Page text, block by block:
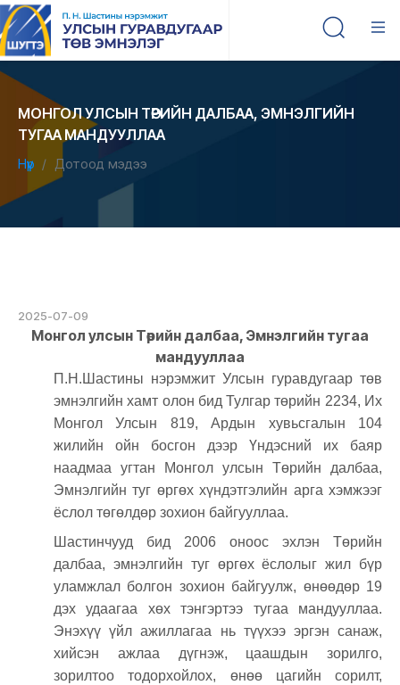
МОНГОЛ УЛСЫН ТӨРИЙН ДАЛБАА, ЭМНЭЛГИЙН
ТУГАА МАНДУУЛЛАА
Нүүр Дотоод мэдээ
2025-07-09
Монгол улсын Төрийн далбаа, Эмнэлгийн тугаа
мандууллаа
П.Н.Шастины нэрэмжит Улсын гуравдугаар төв
эмнэлгийн хамт олон бид Тулгар төрийн 2234, Их
Монгол Улсын 819, Ардын хувьсгалын 104
жилийн ойн босгон дээр Үндэсний их баяр
наадмаа угтан Монгол улсын Төрийн далбаа,
Эмнэлгийн туг өргөх хүндэтгэлийн арга хэмжээг
ёслол төгөлдөр зохион байгууллаа.
Шастинчууд бид 2006 оноос эхлэн Төрийн
далбаа, эмнэлгийн туг өргөх ёслолыг жил бүр
уламжлал болгон зохион байгуулж, өнөөдөр 19
дэх удаагаа хөх тэнгэртээ тугаа мандууллаа.
Энэхүү үйл ажиллагаа нь түүхээ эргэн санаж,
хийсэн ажлаа дүгнэж, цаашдын зорилго,
зорилтоо тодорхойлох, өнөө цагийн сорилт,